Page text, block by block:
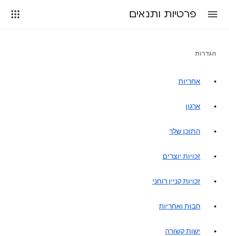
פרטיות ותנאים
הגדרות
אחריות
ארגון
התוכן שלך
זכויות יוצרים
זכויות קניין רוחני
חבות ואחריות
ישות קשורה